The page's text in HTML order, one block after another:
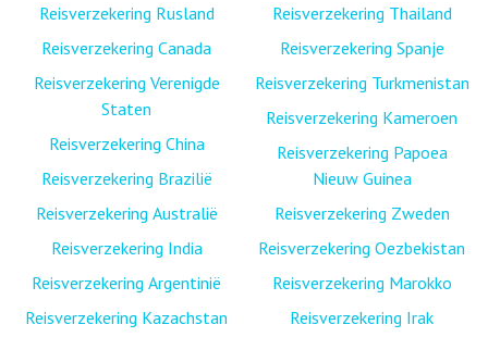
Reisverzekering Rusland
Reisverzekering Canada
Reisverzekering Verenigde
Staten
Reisverzekering China
Reisverzekering Brazilië
Reisverzekering Australië
Reisverzekering India
Reisverzekering Argentinië
Reisverzekering Kazachstan
Reisverzekering Thailand
Reisverzekering Spanje
Reisverzekering Turkmenistan
Reisverzekering Kameroen
Reisverzekering Papoea
Nieuw Guinea
Reisverzekering Zweden
Reisverzekering Oezbekistan
Reisverzekering Marokko
Reisverzekering Irak